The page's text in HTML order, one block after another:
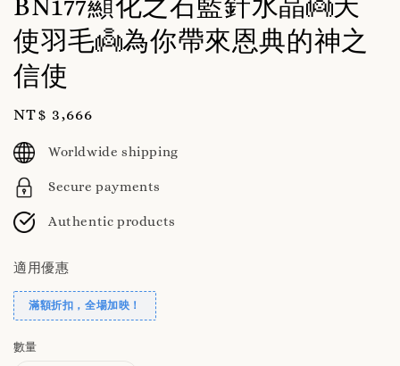
BN177顯化之石藍針水晶👼天
使羽毛👼為你帶來恩典的神之
信使
Regular
price
NT$ 3,666
Worldwide shipping
Secure payments
Authentic products
適用優惠
滿額折扣，全場加映！
數量